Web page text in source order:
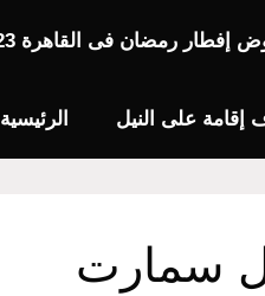
إفطار رمضان فى القاهرة 2023
إقامة على النيل الرئيسية
سمارت